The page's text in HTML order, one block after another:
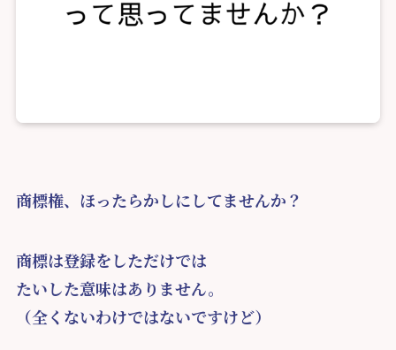
商標権、ほったらかしにしてませんか？
商標は登録をしただけでは
たいした意味はありません。
（全くないわけではないですけど）